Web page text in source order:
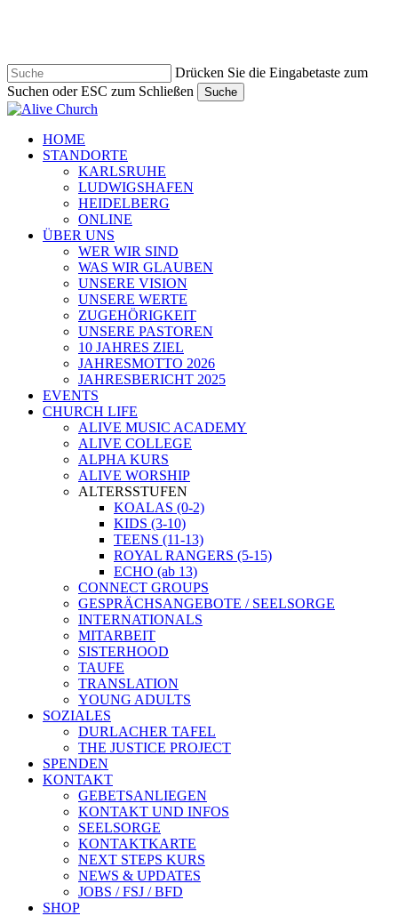
Drücken Sie die Eingabetaste zum
Suchen oder ESC zum Schließen
Suche
Suche
Navigationsmenü
HOME
STANDORTE
KARLSRUHE
LUDWIGSHAFEN
HEIDELBERG
ONLINE
ÜBER UNS
WER WIR SIND
WAS WIR GLAUBEN
UNSERE VISION
UNSERE WERTE
ZUGEHÖRIGKEIT
UNSERE PASTOREN
10 JAHRES ZIEL
JAHRESMOTTO 2026
JAHRESBERICHT 2025
EVENTS
CHURCH LIFE
ALIVE MUSIC ACADEMY
ALIVE COLLEGE
ALPHA KURS
ALIVE WORSHIP
ALTERSSTUFEN
KOALAS (0-2)
KIDS (3-10)
TEENS (11-13)
ROYAL RANGERS (5-15)
ECHO (ab 13)
CONNECT GROUPS
GESPRÄCHSANGEBOTE / SEELSORGE
INTERNATIONALS
MITARBEIT
SISTERHOOD
TAUFE
TRANSLATION
YOUNG ADULTS
SOZIALES
DURLACHER TAFEL
THE JUSTICE PROJECT
SPENDEN
KONTAKT
GEBETSANLIEGEN
KONTAKT UND INFOS
SEELSORGE
KONTAKTKARTE
NEXT STEPS KURS
NEWS & UPDATES
JOBS / FSJ / BFD
SHOP